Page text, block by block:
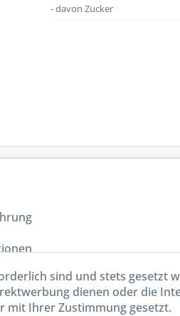
- davon Zucker
sind und stets gesetzt
dienen oder die
mit Ihrer Zustimmung gesetzt.